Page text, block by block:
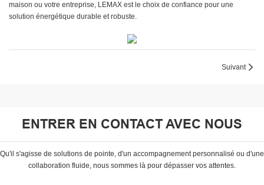
maison ou votre entreprise, LEMAX est le choix de confiance pour une
solution énergétique durable et robuste.
Suivant
ENTRER EN CONTACT AVEC NOUS
Qu'il s'agisse de solutions de pointe, d'un accompagnement personnalisé ou d'une
collaboration fluide, nous sommes là pour dépasser vos attentes.